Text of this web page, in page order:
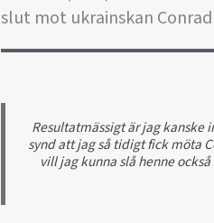
slut mot ukrainskan
Resultatmässigt är jag
synd att jag så tidigt fick möta
vill jag kunna slå henne